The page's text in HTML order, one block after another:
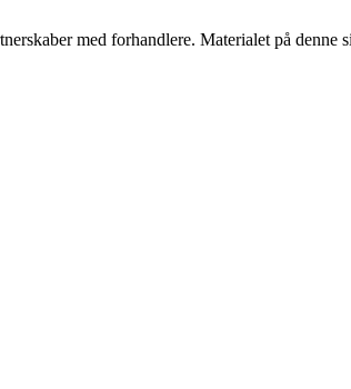
med forhandlere. Materialet på denne